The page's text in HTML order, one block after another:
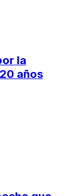
la
años